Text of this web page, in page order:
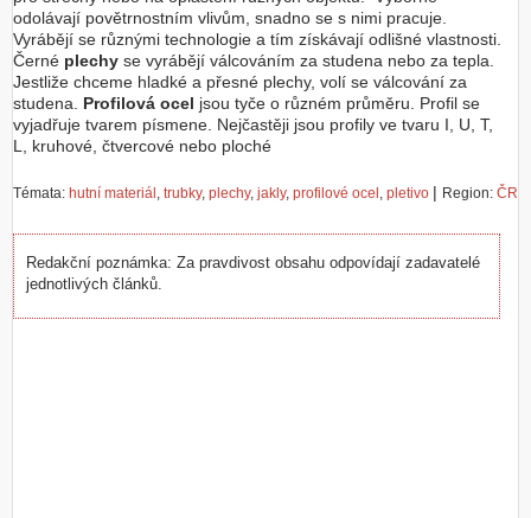
odolávají povětrnostním vlivům, snadno se s nimi pracuje.
Vyrábějí se různými technologie a tím získávají odlišné vlastnosti.
Černé plechy se vyrábějí válcováním za studena nebo za tepla.
Jestliže chceme hladké a přesné plechy, volí se válcování za
studena. Profilová ocel jsou tyče o různém průměru. Profil se
vyjadřuje tvarem písmene. Nejčastěji jsou profily ve tvaru I, U, T,
L, kruhové, čtvercové nebo ploché
Témata: hutní materiál , trubky, plechy, jakly, profilové ocel , pletivo | Region: ČR
Redakční poznámka: Za pravdivost obsahu odpovídají zadavatelé
jednotlivých článků.